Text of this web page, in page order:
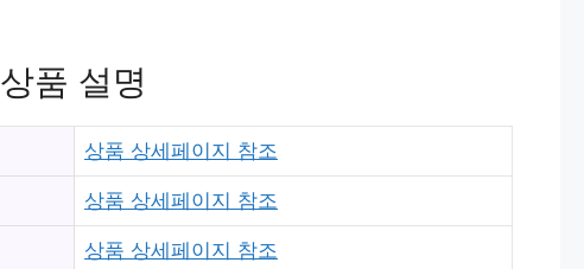
상품 설명
상품 상세페이지 참조
상품 상세페이지 참조
상품 상세페이지 참조